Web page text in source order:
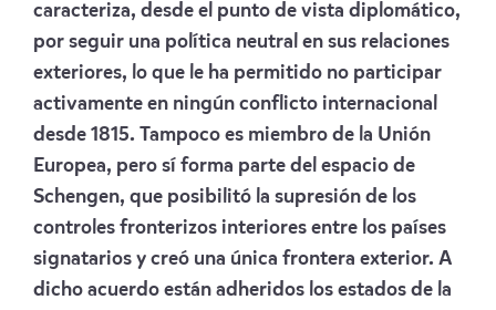
caracteriza, desde el punto de vista diplomático,
por seguir una política neutral en sus relaciones
exteriores, lo que le ha permitido no participar
activamente en ningún conflicto internacional
desde 1815. Tampoco es miembro de la Unión
Europea, pero sí forma parte del espacio de
Schengen, que posibilitó la supresión de los
controles fronterizos interiores entre los países
signatarios y creó una única frontera exterior. A
dicho acuerdo están adheridos los estados de la